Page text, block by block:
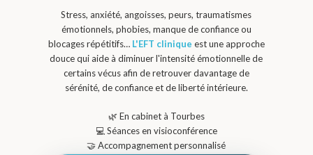
Stress, anxiété, angoisses, peurs, traumatismes
émotionnels, phobies, manque de confiance ou
blocages répétitifs… L'EFT clinique est une approche
douce qui aide à diminuer l'intensité émotionnelle de
certains vécus afin de retrouver davantage de
sérénité, de confiance et de liberté intérieure.
🌿En cabinet à Tourbes
💻 Séances en visioconférence
🤝Accompagnement personnalisé